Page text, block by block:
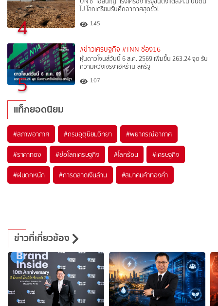
4
ไป โลกเตรียมรับศึกอากาศสุดขั้ว!
145
5
#ข่าวเศรษฐกิจ #TNN ช่อง16
หุ้นดาวโจนส์วันนี้ 6 ส.ค. 2569 เพิ่มขึ้น 263.24 จุด รับ
ความหวังเจรจาอิหร่าน-สหรัฐ
107
แท็กยอดนิยม
#สภาพอากาศ #กรมอุตุนิยมวิทยา #พยากรณ์อากาศ
#ราคาทอง #ย่อโลกเศรษฐกิจ #โลกร้อน #เศรษฐกิจ
#ฝนตกหนัก #การตลาดเงินล้าน #สมาคมค้าทองคำ
ข่าวที่เกี่ยวข้อง